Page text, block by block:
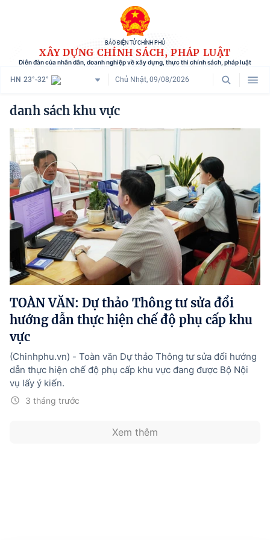
BÁO ĐIỆN TỬ CHÍNH PHỦ
XÂY DỰNG CHÍNH SÁCH, PHÁP LUẬT
Diễn đàn của nhân dân, doanh nghiệp về xây dựng, thực thi chính sách, pháp luật
HN 23°-32° Chủ Nhật, 09/08/2026
Danh mục
Trang chủ
Chính sách mới
Tham vấn chính sách
Người dân góp ý
Doanh nghiệp hiến kế
Chính sách và cuộc sống
Hướng dẫn thực hiện chính sách
Phát triển kinh tế tư nhân và doanh nghiệp dân tộc
Ocop và chuỗi giá trị Nông sản
Kinh tế tư nhân
Doanh nghiệp dân tộc
Khác
danh sách khu vực
TOÀN VĂN: Dự thảo Thông tư sửa đổi
hướng dẫn thực hiện chế độ phụ cấp khu
vực
3 tháng trước
(Chinhphu.vn) - Toàn văn Dự thảo Thông tư sửa đổi hướng
dẫn thực hiện chế độ phụ cấp khu vực đang được Bộ Nội
vụ lấy ý kiến.
Xem thêm